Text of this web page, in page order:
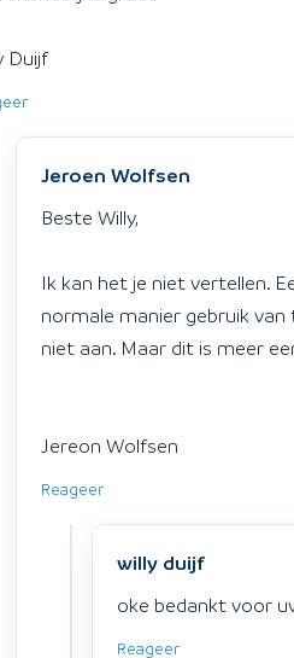
Duijf
Jeroen Wolfsen
Beste Willy,
Ik kan het je niet vertellen.
normale manier gebruik
niet aan. Maar dit is meer
Jereon Wolfsen
Reageer
willy duijf
oke bedankt voor
Reageer